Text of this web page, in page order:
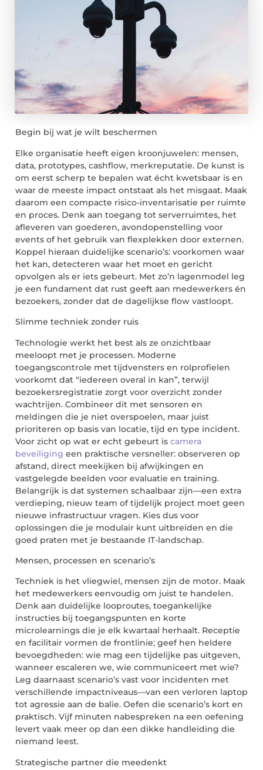
Begin bij wat je wilt beschermen
Elke organisatie heeft eigen kroonjuwelen: mensen,
data, prototypes, cashflow, merkreputatie. De kunst is
om eerst scherp te bepalen wat écht kwetsbaar is en
waar de meeste impact ontstaat als het misgaat. Maak
daarom een compacte risico-inventarisatie per ruimte
en proces. Denk aan toegang tot serverruimtes, het
afleveren van goederen, avondopenstelling voor
events of het gebruik van flexplekken door externen.
Koppel hieraan duidelijke scenario’s: voorkomen waar
het kan, detecteren waar het moet en gericht
opvolgen als er iets gebeurt. Met zo’n lagenmodel leg
je een fundament dat rust geeft aan medewerkers én
bezoekers, zonder dat de dagelijkse flow vastloopt.
Slimme techniek zonder ruis
Technologie werkt het best als ze onzichtbaar
meeloopt met je processen. Moderne
toegangscontrole met tijdvensters en rolprofielen
voorkomt dat “iedereen overal in kan”, terwijl
bezoekersregistratie zorgt voor overzicht zonder
wachtrijen. Combineer dit met sensoren en
meldingen die je niet overspoelen, maar juist
prioriteren op basis van locatie, tijd en type incident.
Voor zicht op wat er echt gebeurt is camera
beveiliging een praktische versneller: observeren op
afstand, direct meekijken bij afwijkingen en
vastgelegde beelden voor evaluatie en training.
Belangrijk is dat systemen schaalbaar zijn—een extra
verdieping, nieuw team of tijdelijk project moet geen
nieuwe infrastructuur vragen. Kies dus voor
oplossingen die je modulair kunt uitbreiden en die
goed praten met je bestaande IT-landschap.
Mensen, processen en scenario’s
Techniek is het vliegwiel, mensen zijn de motor. Maak
het medewerkers eenvoudig om juist te handelen.
Denk aan duidelijke looproutes, toegankelijke
instructies bij toegangspunten en korte
microlearnings die je elk kwartaal herhaalt. Receptie
en facilitair vormen de frontlinie; geef hen heldere
bevoegdheden: wie mag een tijdelijke pas uitgeven,
wanneer escaleren we, wie communiceert met wie?
Leg daarnaast scenario’s vast voor incidenten met
verschillende impactniveaus—van een verloren laptop
tot agressie aan de balie. Oefen die scenario’s kort en
praktisch. Vijf minuten nabespreken na een oefening
levert vaak meer op dan een dikke handleiding die
niemand leest.
Strategische partner die meedenkt